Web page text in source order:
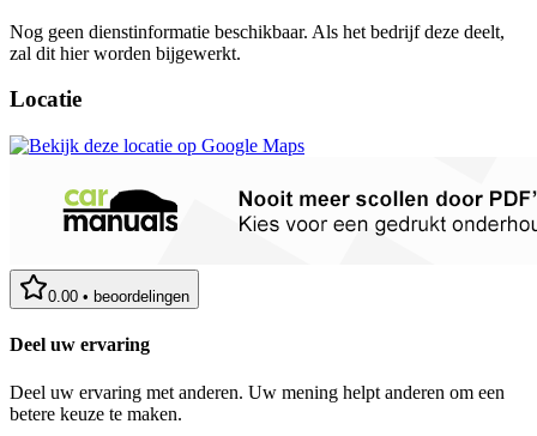
Nog geen dienstinformatie beschikbaar. Als het bedrijf deze deelt,
zal dit hier worden bijgewerkt.
Locatie
0.00 • beoordelingen
Deel uw ervaring
Deel uw ervaring met anderen. Uw mening helpt anderen om een
betere keuze te maken.